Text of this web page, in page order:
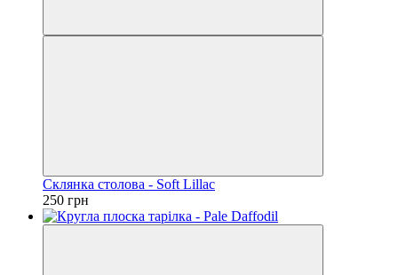
Склянка столова - Soft Lillac
250 грн